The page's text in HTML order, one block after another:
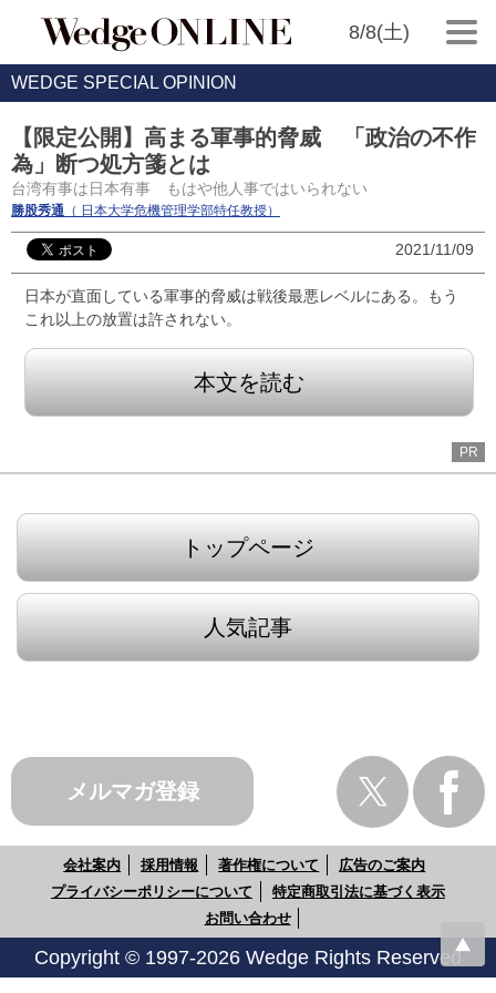
8/8(土)
WEDGE SPECIAL OPINION
【限定公開】高まる軍事的脅威 「政治の不作
為」断つ処方箋とは
台湾有事は日本有事 もはや他人事ではいられない
勝股秀通 （ 日本大学危機管理学部特任教授）
2021/11/09
日本が直面している軍事的脅威は戦後最悪レベルにある。もう
これ以上の放置は許されない。
本文を読む
PR
トップページ
人気記事
メルマガ登録
会社案内 採用情報 著作権について
広告のご案内
プライバシーポリシーについて
特定商取引法に基づく表示
お問い合わせ
Copyright © 1997-2026 Wedge Rights Reserved